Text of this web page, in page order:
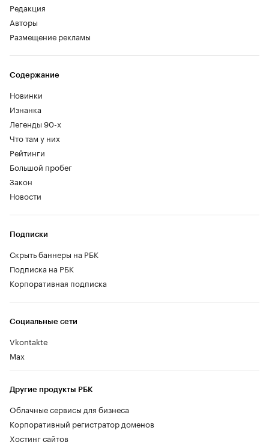
Редакция
Авторы
Размещение рекламы
Содержание
Новинки
Изнанка
Легенды 90-х
Что там у них
Рейтинги
Большой пробег
Закон
Новости
Социальные сети
Vkontakte
Max
Другие продукты РБК
Облачные сервисы для бизнеса
Корпоративный регистратор доменов
Хостинг сайтов
Подписки
Скрыть баннеры на РБК
Подписка на РБК
Корпоративная подписка